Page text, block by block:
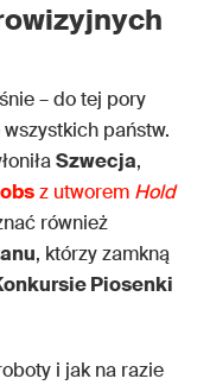
– do tej pory
państw.
Szwecja,
z utworem Hold
również
, którzy zamkną
Piosenki
i jak na razie